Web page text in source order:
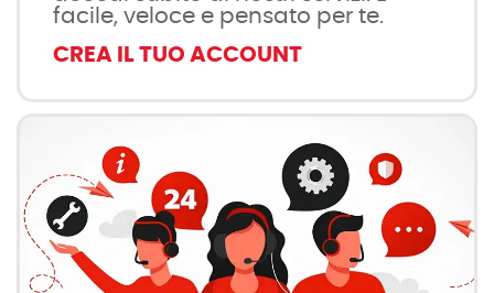
facile, veloce e pensato per te.
CREA IL TUO ACCOUNT